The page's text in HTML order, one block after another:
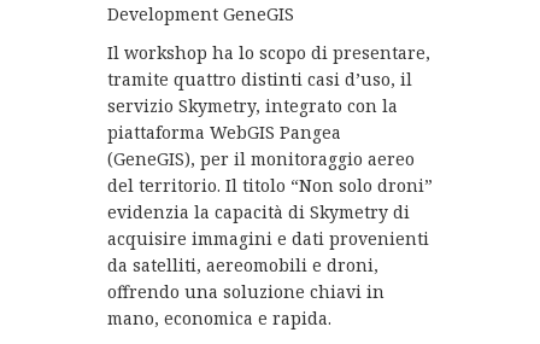
Development GeneGIS
Il workshop ha lo scopo di presentare,
tramite quattro distinti casi d’uso, il
servizio Skymetry, integrato con la
piattaforma WebGIS Pangea
(GeneGIS), per il monitoraggio aereo
del territorio. Il titolo “Non solo droni”
evidenzia la capacità di Skymetry di
acquisire immagini e dati provenienti
da satelliti, aereomobili e droni,
offrendo una soluzione chiavi in
mano, economica e rapida.